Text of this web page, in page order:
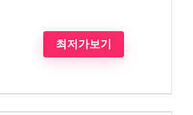
최저가보기